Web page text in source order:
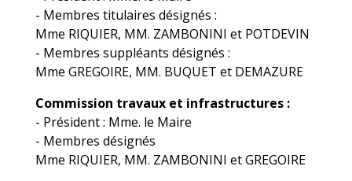
- Membres titulaires désignés :
Mme RIQUIER, MM. ZAMBONINI et POTDEVIN
- Membres suppléants désignés :
Mme GREGOIRE, MM. BUQUET et DEMAZURE
Commission travaux et infrastructures :
- Président : Mme. le Maire
- Membres désignés
Mme RIQUIER, MM. ZAMBONINI et GREGOIRE